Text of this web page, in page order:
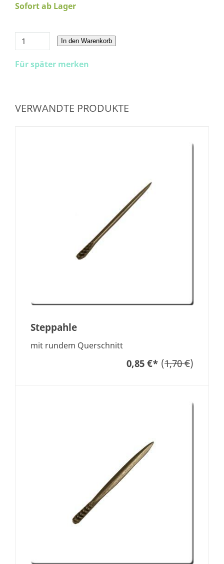
Sofort ab Lager
In den Warenkorb
Für später merken
VERWANDTE PRODUKTE
Steppahle
mit rundem Querschnitt
0,85 €* (1,70 €)